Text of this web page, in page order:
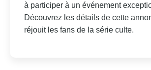
à participer à un événement
Découvrez les détails de cette
réjouit les fans de la série culte.